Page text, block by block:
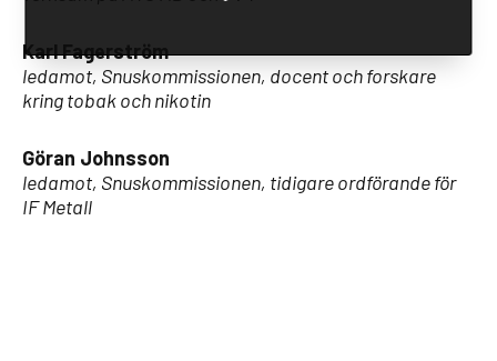
Karl Fagerström
ledamot, Snuskommissionen, docent och forskare
kring tobak och nikotin
Göran Johnsson
ledamot, Snuskommissionen, tidigare ordförande för
IF Metall